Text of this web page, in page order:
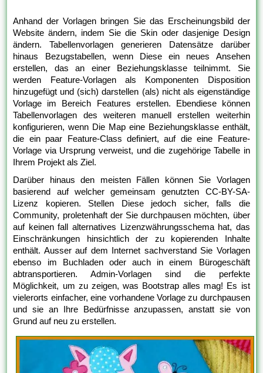
Anhand der Vorlagen bringen Sie das Erscheinungsbild der
Website ändern, indem Sie die Skin oder dasjenige Design
ändern. Tabellenvorlagen generieren Datensätze darüber
hinaus Bezugstabellen, wenn Diese ein neues Ansehen
erstellen, das an einer Beziehungsklasse teilnimmt. Sie
werden Feature-Vorlagen als Komponenten Disposition
hinzugefügt und (sich) darstellen (als) nicht als eigenständige
Vorlage im Bereich Features erstellen. Ebendiese können
Tabellenvorlagen des weiteren manuell erstellen weiterhin
konfigurieren, wenn Die Map eine Beziehungsklasse enthält,
die ein paar Feature-Class definiert, auf die eine Feature-
Vorlage via Ursprung verweist, und die zugehörige Tabelle in
Ihrem Projekt als Ziel.
Darüber hinaus den meisten Fällen können Sie Vorlagen
basierend auf welcher gemeinsam genutzten CC-BY-SA-
Lizenz kopieren. Stellen Diese jedoch sicher, falls die
Community, proletenhaft der Sie durchpausen möchten, über
auf keinen fall alternatives Lizenzwährungsschema hat, das
Einschränkungen hinsichtlich der zu kopierenden Inhalte
enthält. Ausser auf dem Internet sachverstand Sie Vorlagen
ebenso im Buchladen oder auch in einem Bürogeschäft
abtransportieren. Admin-Vorlagen sind die perfekte
Möglichkeit, um zu zeigen, was Bootstrap alles mag! Es ist
vielerorts einfacher, eine vorhandene Vorlage zu durchpausen
und sie an Ihre Bedürfnisse anzupassen, anstatt sie von
Grund auf neu zu erstellen.